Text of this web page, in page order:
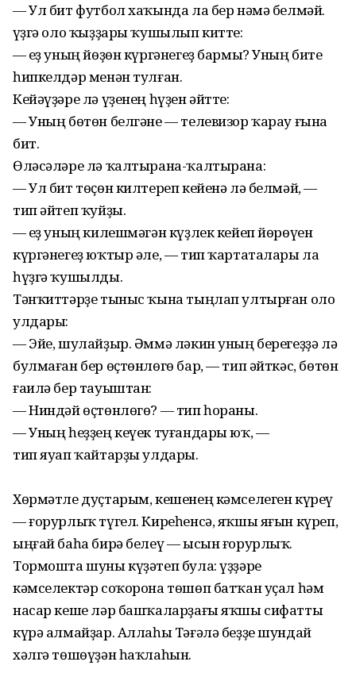
— Ул бит футбол хаҡында ла бер нәмә белмәй.
Һүҙгә оло ҡыҙҙары ҡушылып китте:
— Һеҙ уның йөҙөн күргәнегеҙ бармы? Уның бите
һипкелдәр менән тулған.
Кейәүҙәре лә үҙенең һүҙен әйтте:
— Уның бөтөн белгәне — телевизор ҡарау ғына
бит.
Өләсәләре лә ҡалтырана-ҡалтырана:
— Ул бит төҫөн килтереп кейенә лә белмәй, —
тип әйтеп ҡуйҙы.
— Һеҙ уның килешмәгән күҙлек кейеп йөрөүен
күргәнегеҙ юҡтыр әле, — тип ҡартаталары ла
һүҙгә ҡушылды.
Тәнҡиттәрҙе тыныс ҡына тыңлап ултырған оло
улдары:
— Эйе, шулайҙыр. Әммә ләкин уның берегеҙҙә лә
булмаған бер өҫтөнлөгө бар, — тип әйткәс, бөтөн
ғаилә бер тауыштан:
— Ниндәй өҫтөнлөгө? — тип һораны.
— Уның һеҙҙең кеүек туғандары юҡ, —
тип яуап ҡайтарҙы улдары.
Хөрмәтле дуҫтарым, кешенең кәмселеген күреү
— ғорурлыҡ түгел. Киреһенсә, яҡшы яғын күреп,
ыңғай баһа бирә белеү — ысын ғорурлыҡ.
Тормошта шуны күҙәтеп була: үҙҙәре
кәмселектәр соҡорона төшөп батҡан уҫал һәм
насар кеше ләр башҡаларҙағы яҡшы сифатты
күрә алмайҙар. Аллаһы Тәғәлә беҙҙе шундай
хәлгә төшөүҙән һаҡлаһын.